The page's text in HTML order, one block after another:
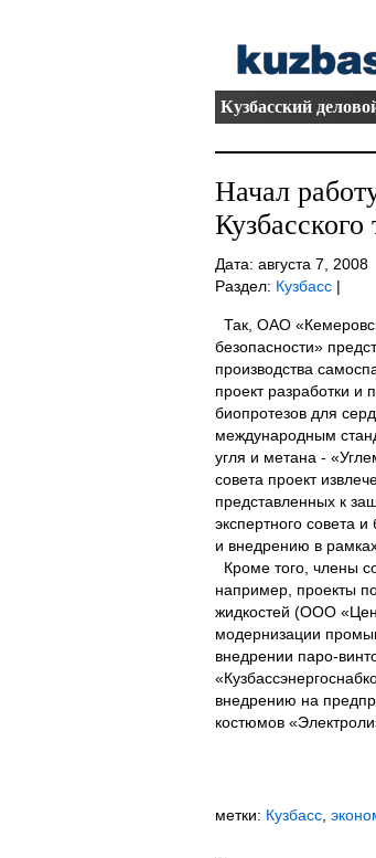
Кузбасский
Начал
Кузбасского
Дата: августа 7, 2008
Раздел: Кузбасс|
Так, ОАО
безопасности»
производства
проект разработки и
биопротезов для
международным
угля и метана -
совета проект
представленных к
экспертного совета
и внедрению в
Кроме того, члены
например, проекты
жидкостей (ООО
модернизации
внедрении паро-
внедрению на
костюмов
метки: Кузбасс,